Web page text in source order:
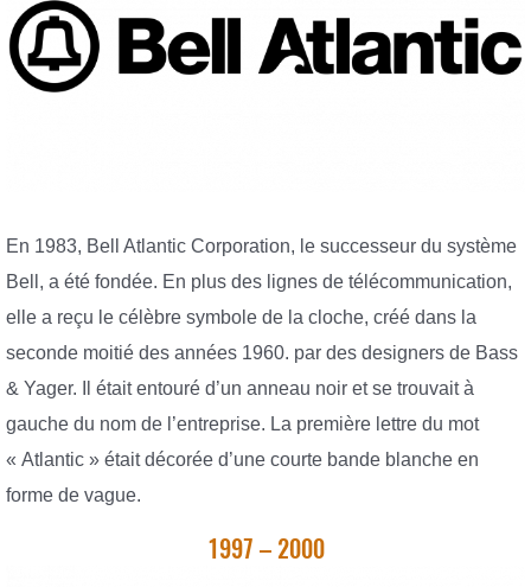
En 1983, Bell Atlantic Corporation, le successeur du système
Bell, a été fondée. En plus des lignes de télécommunication,
elle a reçu le célèbre symbole de la cloche, créé dans la
seconde moitié des années 1960. par des designers de Bass
& Yager. Il était entouré d’un anneau noir et se trouvait à
gauche du nom de l’entreprise. La première lettre du mot
« Atlantic » était décorée d’une courte bande blanche en
forme de vague.
1997 – 2000